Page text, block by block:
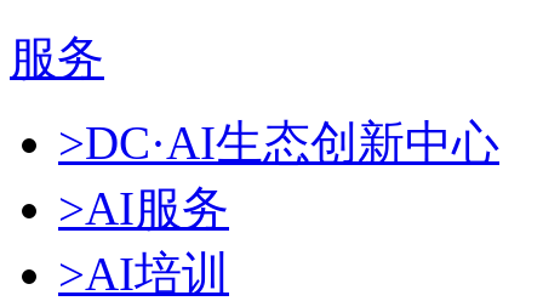
服务
>DC·AI生态创新中心
>AI服务
>AI培训